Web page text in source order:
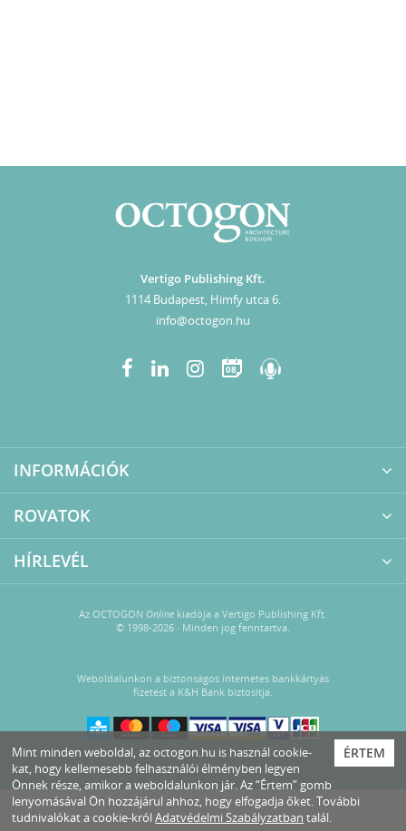
Vertigo Publishing Kft.
1114 Budapest, Himfy utca 6.
info@octogon.hu
08
INFORMÁCIÓK
ROVATOK
HÍRLEVÉL
Az OCTOGON Online kiadója a Vertigo Publishing Kft.
© 1998-2026 · Minden jog fenntartva.
Weboldalunkon a biztonságos internetes bankkártyás
fizetést a K&H Bank biztosítja.
ÉRTEM
Mint minden weboldal, az octogon.hu is használ cookie-
kat, hogy kellemesebb felhasználói élményben legyen
Önnek része, amikor a weboldalunkon jár. Az “Értem” gomb
lenyomásával Ön hozzájárul ahhoz, hogy elfogadja őket. További
tudnivalókat a cookie-królAdatvédelmi Szabályzatban talál.